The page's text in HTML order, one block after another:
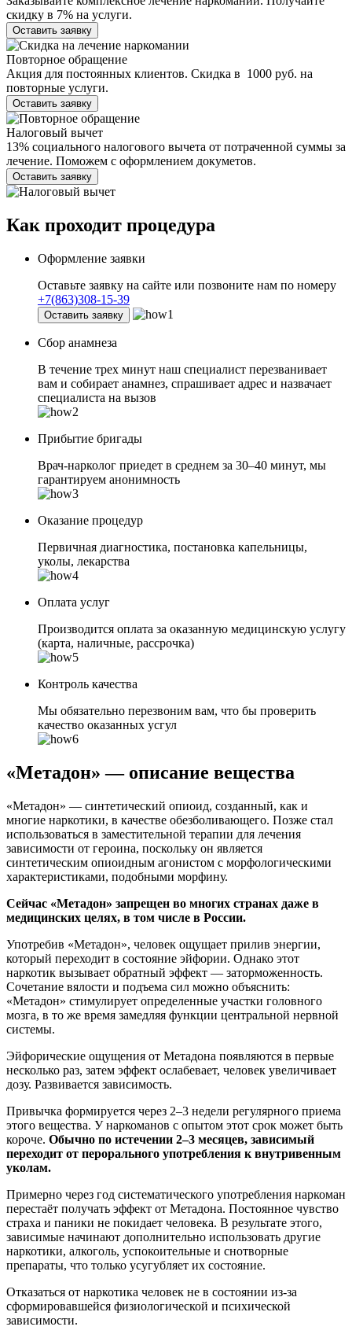
скидку в 7% на услуги.
Оставить заявку
Повторное обращение
Акция для постоянных клиентов. Скидка в 1000 руб. на
повторные услуги.
Оставить заявку
Налоговый вычет
13% социального налогового вычета от потраченной суммы за
лечение. Поможем с оформлением докуметов.
Оставить заявку
Как проходит процедура
Оформление заявки
Оставьте заявку на сайте или позвоните нам по номеру
+7(863)308-15-39
Оставить заявку
Сбор анамнеза
В течение трех минут наш специалист перезванивает
вам и собирает анамнез, спрашивает адрес и назвачает
специалиста на вызов
Прибытие бригады
Врач-нарколог приедет в среднем за 30–40 минут, мы
гарантируем анонимность
Оказание процедур
Первичная диагностика, постановка капельницы,
уколы, лекарства
Оплата услуг
Производится оплата за оказанную медицинскую услугу
(карта, наличные, рассрочка)
Контроль качества
Мы обязательно перезвоним вам, что бы проверить
качество оказанных усгул
«Метадон» — описание вещества
«Метадон» — синтетический опиоид, созданный, как и
многие наркотики, в качестве обезболивающего. Позже стал
использоваться в заместительной терапии для лечения
зависимости от героина, поскольку он является
синтетическим опиоидным агонистом с морфологическими
характеристиками, подобными морфину.
Сейчас «Метадон» запрещен во многих странах даже в
медицинских целях, в том числе в России.
Употребив «Метадон», человек ощущает прилив энергии,
который переходит в состояние эйфории. Однако этот
наркотик вызывает обратный эффект — заторможенность.
Сочетание вялости и подъема сил можно объяснить:
«Метадон» стимулирует определенные участки головного
мозга, в то же время замедляя функции центральной нервной
системы.
Эйфорические ощущения от Метадона появляются в первые
несколько раз, затем эффект ослабевает, человек увеличивает
дозу. Развивается зависимость.
Привычка формируется через 2–3 недели регулярного приема
этого вещества. У наркоманов с опытом этот срок может быть
короче. Обычно по истечении 2–3 месяцев, зависимый
переходит от перорального употребления к внутривенным
уколам.
Примерно через год систематического употребления наркоман
перестаёт получать эффект от Метадона. Постоянное чувство
страха и паники не покидает человека. В результате этого,
зависимые начинают дополнительно использовать другие
наркотики, алкоголь, успокоительные и снотворные
препараты, что только усугубляет их состояние.
Отказаться от наркотика человек не в состоянии из-за
сформировавшейся физиологической и психической
зависимости.